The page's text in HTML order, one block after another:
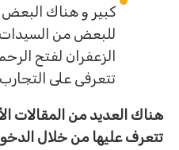
كبير و هناك البعض
للبعض من
الزعفران لفتح
تتعرفى على
هناك العديد من المقالات
تتعرف عليها من خلال